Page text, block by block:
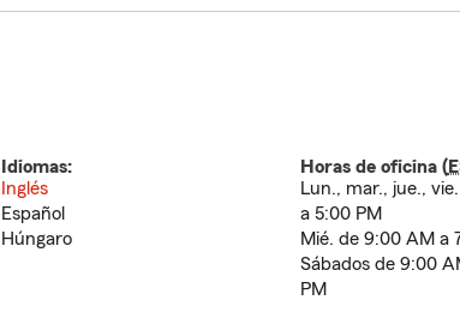
Idiomas:
Inglés
Español
Húngaro
Horas de oficina (
Lun., mar., jue.,
a 5:00 PM
Mié. de 9:00 AM a
Sábados de 9:00
PM